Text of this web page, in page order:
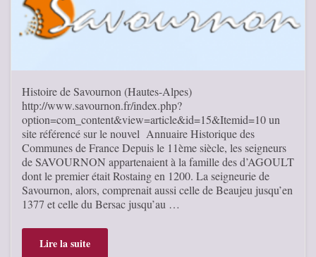
Histoire de Savournon (Hautes-Alpes)
http://www.savournon.fr/index.php?
option=com_content&view=article&id=15&Itemid=10 un
site référencé sur le nouvel Annuaire Historique des
Communes de France Depuis le 11ème siècle, les seigneurs
de SAVOURNON appartenaient à la famille des d’AGOULT
dont le premier était Rostaing en 1200. La seigneurie de
Savournon, alors, comprenait aussi celle de Beaujeu jusqu’en
1377 et celle du Bersac jusqu’au …
Lire la suite